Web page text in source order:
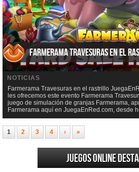
Farmerama Travesuras en el
NOTICIAS
Farmerama Travesuras en el rastrillo
les ofrecemos este evento Farmerama
juego de simulación de granjas Farmerama,
Farmerama aquí en JuegaEnRed.com, desde
1 2 3 4 › »
Juegos online